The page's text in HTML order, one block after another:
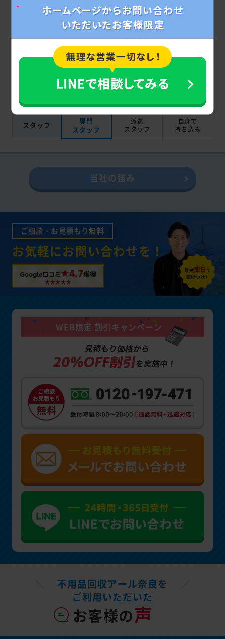
料金 330円～ 明記なし
粗大ごみ
なし
作業後に
加算
最短即日 翌日以降
スタッフ
専門
スタッフ
派遣
スタッフ
自身で
持ち込み
当社の強み
ご相談・お見積もり無料
お気軽にお問い合わせを！
Google口コミ ★4.7獲得
WEB限定 割引キャンペーン
見積もり価格から
20%OFF割引を実施中！
不用品回収アール奈良を
ご利用いただいた
お客様の声